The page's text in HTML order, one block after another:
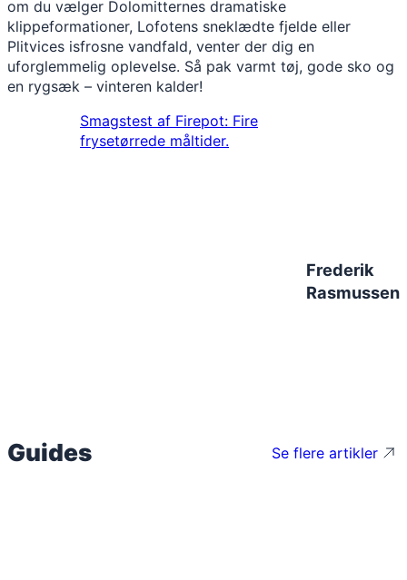
om du vælger Dolomitternes dramatiske
klippeformationer, Lofotens sneklædte fjelde eller
Plitvices isfrosne vandfald, venter der dig en
uforglemmelig oplevelse. Så pak varmt tøj, gode sko og
en rygsæk – vinteren kalder!
Smagstest af Firepot: Fire
frysetørrede måltider.
Frederik
Rasmussen
Guides Se flere artikler